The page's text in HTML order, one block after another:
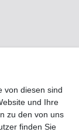
von diesen sind
und Ihre
zu den von uns
finden Sie